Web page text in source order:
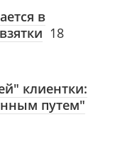
в
18
клиентки:
путем"